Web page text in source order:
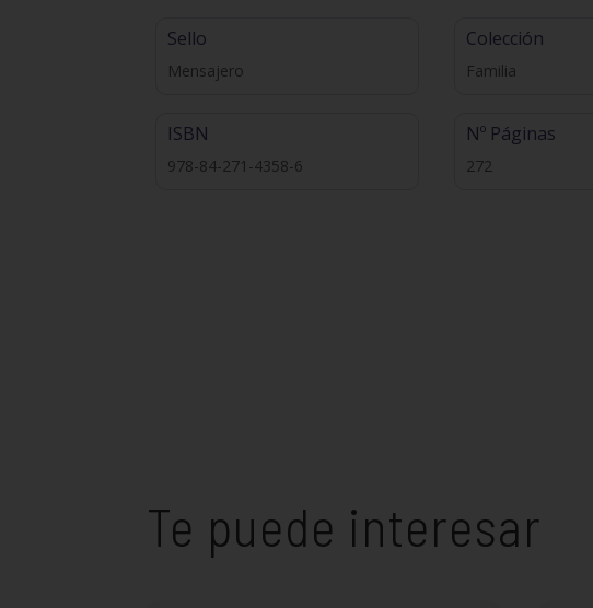
Sello
Mensajero
ISBN
978-84-271-4358-6
Colección
Familia
Nº Páginas
272
Te puede interesar